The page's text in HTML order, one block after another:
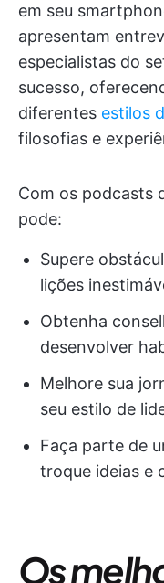
em seu
apresentam
especialistas do
sucesso,
diferentes estilos
filosofias e
Com os podcasts
pode:
Supere
lições
Obtenha
desenvolver
Melhore sua
seu estilo de
Faça parte de
troque ideias e
Os